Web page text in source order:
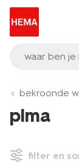
waar ben
bekroonde
plma
filter en